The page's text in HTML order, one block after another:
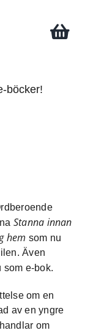
böcker!
Stanna innan
hem som nu
Även
som e-bok.
om en
av en yngre
om